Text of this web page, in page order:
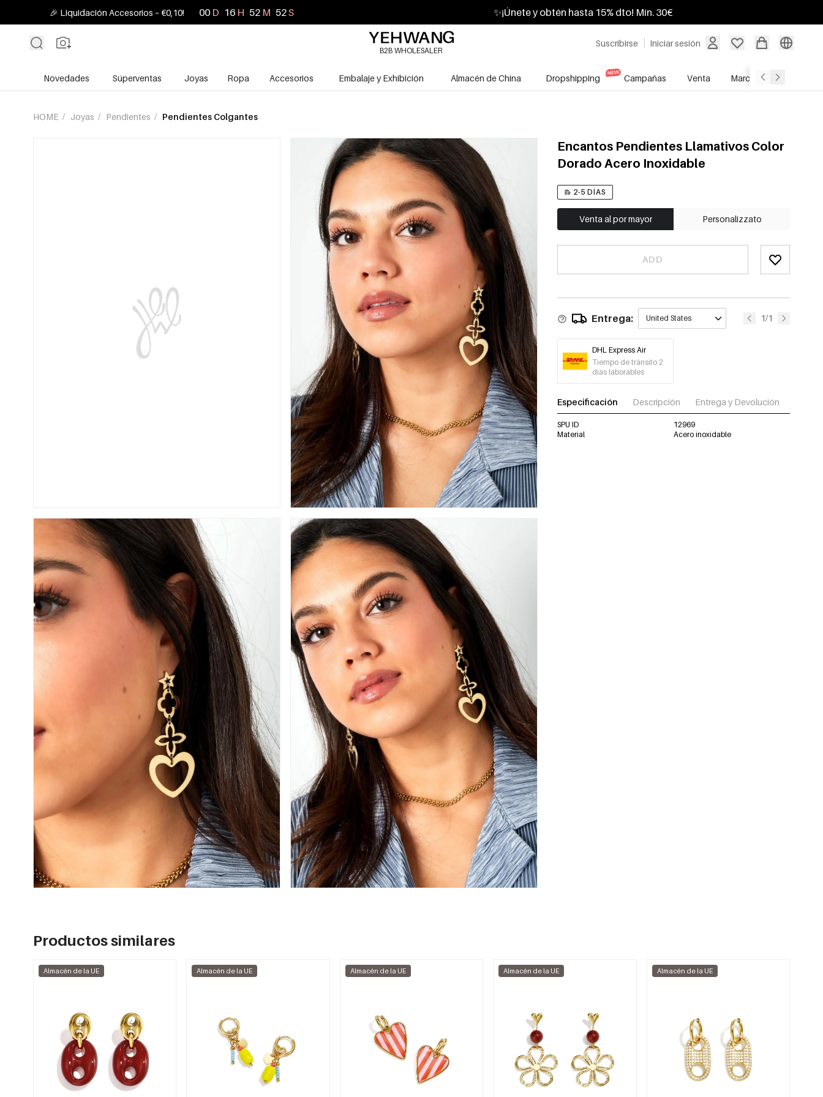
🎉 Liquidación Accesorios – €0,10! 00 D 16 H 52 M 50S ✨¡Únete y obtén hasta 15% dto! Mín. 30€
Suscribirse Iniciar sesión
B2B WHOLESALER
Novedades Súperventas Joyas Ropa Accesorios Embalaje y Exhibición Almacén de China Dropshipping Campañas Venta Marcas
HOME / Joyas / Pendientes / Pendientes Colgantes
Encantos Pendientes Llamativos Color
Dorado Acero Inoxidable
2-5 DÍAS
Venta al por mayor Personalizzato
ADD
Entrega: United States 1/1
DHL Express Air
Tiempo de tránsito 2
días laborables
Especificación Descripción Entrega y Devolución
SPU ID
12969
Material
Acero inoxidable
Productos similares
Almacén de la UE Almacén de la UE Almacén de la UE Almacén de la UE Almacén de la UE